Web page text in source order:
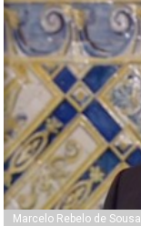
Marcelo Rebelo de Sousa